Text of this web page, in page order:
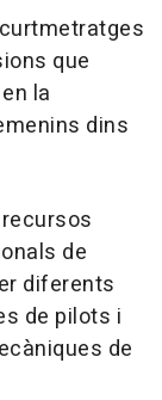
que
la
dins
de
diferents
de pilots i
de